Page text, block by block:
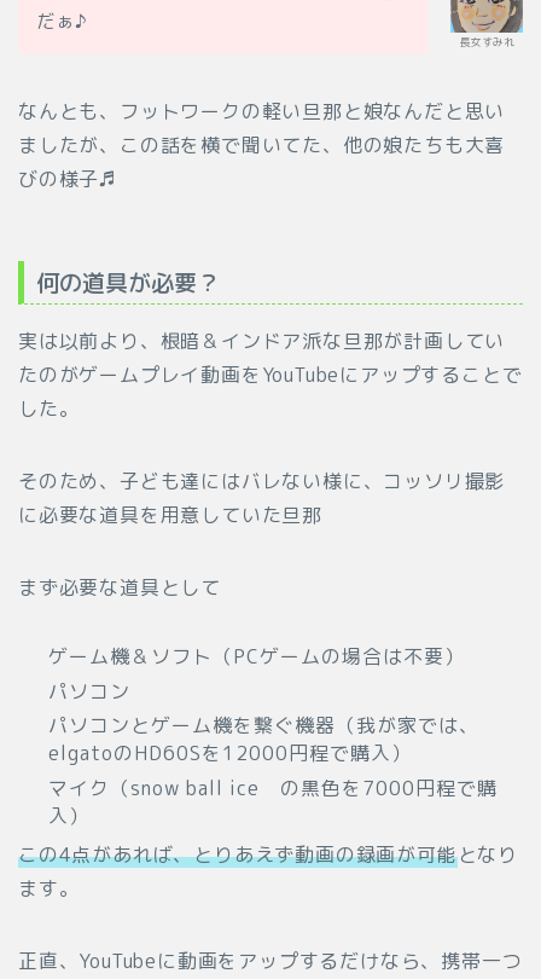
長女すみれ
だぁ♪
なんとも、フットワークの軽い旦那と娘なんだと思い
ましたが、この話を横で聞いてた、他の娘たちも大喜
びの様子♬
何の道具が必要？
実は以前より、根暗＆インドア派な旦那が計画してい
たのがゲームプレイ動画をYouTubeにアップすることで
した。
そのため、子ども達にはバレない様に、コッソリ撮影
に必要な道具を用意していた旦那
まず必要な道具として
ゲーム機＆ソフト（PCゲームの場合は不要）
パソコン
パソコンとゲーム機を繋ぐ機器（我が家では、
elgatoのHD60Sを12000円程で購入）
マイク（snow ball ice の黒色を7000円程で購
入）
この4点があれば、とりあえず動画の録画が可能となり
ます。
正直、YouTubeに動画をアップするだけなら、携帯一つ